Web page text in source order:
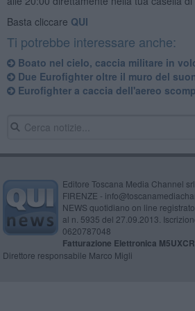
Basta cliccare QUI
Ti potrebbe interessare anche:
Boato nel cielo, caccia militare in
Due Eurofighter oltre il muro del
Eurofighter a caccia dell'aereo
Editore Toscana Media Channel
FIRENZE -
NEWS quotidiano on line
al n. 5935 del 27.09.2013.
0620787048
Fatturazione Elettronica
Direttore responsabile Marco Migli